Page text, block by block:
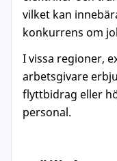
vilket kan
konkurrens om
I vissa regioner,
arbetsgivare
flyttbidrag eller
personal.